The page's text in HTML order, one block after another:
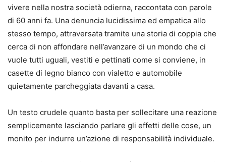
vivere nella nostra società odierna, raccontata con parole
di 60 anni fa. Una denuncia lucidissima ed empatica allo
stesso tempo, attraversata tramite una storia di coppia che
cerca di non affondare nell’avanzare di un mondo che ci
vuole tutti uguali, vestiti e pettinati come si conviene, in
casette di legno bianco con vialetto e automobile
quietamente parcheggiata davanti a casa.
Un testo crudele quanto basta per sollecitare una reazione
semplicemente lasciando parlare gli effetti delle cose, un
monito per indurre un’azione di responsabilità individuale.